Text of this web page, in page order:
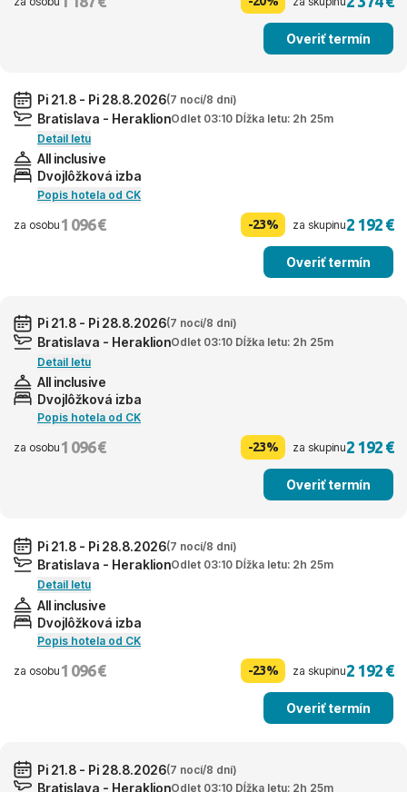
Overiť termín
Pi 21.8 - Pi 28.8.2026(7 nocí/8 dní)
Bratislava - HeraklionOdlet 03:10 Dĺžka letu: 2h 25m
Detail letu
All inclusive
Dvojlôžková izba
Popis hotela od CK
za osobu 1 096 € -23% za skupinu2 192 €
Overiť termín
Pi 21.8 - Pi 28.8.2026(7 nocí/8 dní)
Bratislava - HeraklionOdlet 03:10 Dĺžka letu: 2h 25m
Detail letu
All inclusive
Dvojlôžková izba
Popis hotela od CK
za osobu 1 096 € -23% za skupinu2 192 €
Overiť termín
Pi 21.8 - Pi 28.8.2026(7 nocí/8 dní)
Bratislava - HeraklionOdlet 03:10 Dĺžka letu: 2h 25m
Detail letu
All inclusive
Dvojlôžková izba
Popis hotela od CK
za osobu 1 096 € -23% za skupinu2 192 €
Overiť termín
Pi 21.8 - Pi 28.8.2026(7 nocí/8 dní)
Bratislava - HeraklionOdlet 03:10 Dĺžka letu: 2h 25m